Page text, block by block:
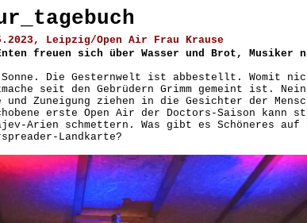
Leipzig/Open Air Frau Krause
freuen sich über Wasser und Brot, Musiker
Sonne. Die Gesternwelt ist abbestellt. Womit
seit den Gebrüdern Grimm gemeint ist.
und Zuneigung ziehen in die Gesichter der
erste Open Air der Doctors-Saison kann
Arien schmettern. Was gibt es Schöneres
Landkarte?